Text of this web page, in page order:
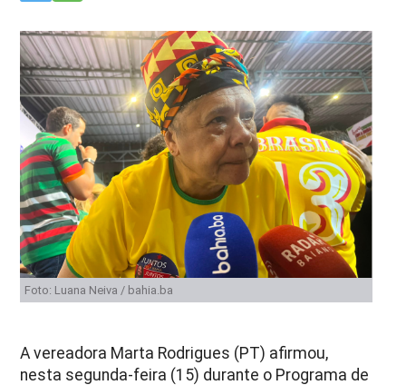
Foto: Luana Neiva / bahia.ba
A vereadora Marta Rodrigues (PT) afirmou,
nesta segunda-feira (15) durante o Programa de